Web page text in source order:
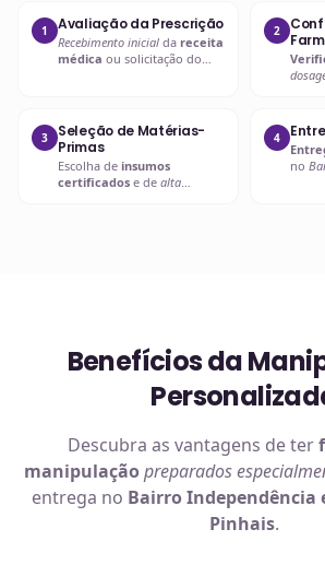
1 Avaliação da Prescrição
Recebimento inicial da receita
médica ou solicitação do
2
3
Seleção de Matérias-
Primas
Escolha de insumos
certificados e de alta
4
no
Benefícios da
Descubra as vantagens de ter
manipulaçãopreparados
entrega no Bairro Independência
Pinhais.